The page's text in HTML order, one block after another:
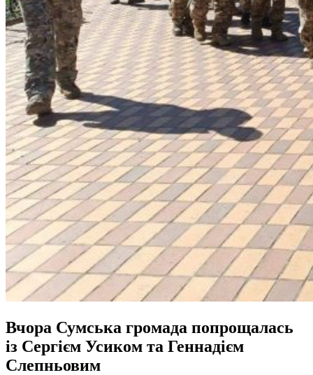
Вчора Сумська громада попрощалась
із Сергієм Усиком та Геннадієм
Слепньовим